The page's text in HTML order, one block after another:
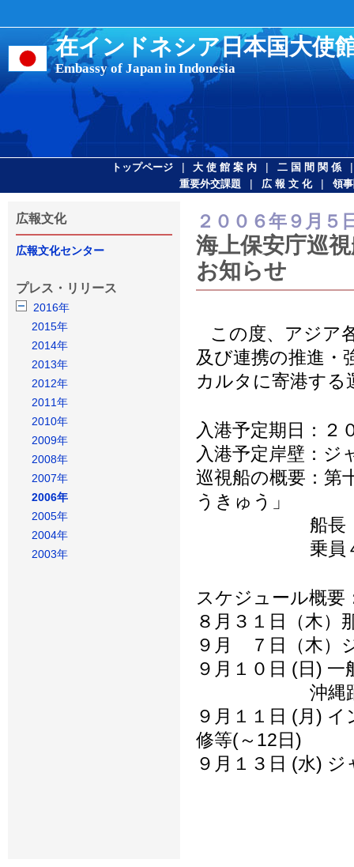
在インドネシア日本国大使
Embassy of Japan in Indonesia
トップページ | 大 使 館 案 内 | 二 国 間 関 係
重要外交課題 | 広 報 文 化 | 領
広報文化
広報文化センター
プレス・リリース
2016年
2015年
2014年
2013年
2012年
2011年
2010年
2009年
2008年
2007年
2006年
2005年
2004年
2003年
２００６年９月５
海上保安庁巡
お知らせ
この度、アジア
及び連携の推進・
カルタに寄港す
入港予定期日：２
入港予定岸壁：ジ
巡視船の概要：第
うきゅう」
船長：宮路
乗員４
スケジュール概要
８月３１日（木）
９月 ７日（木）
９月１０日 (日)
沖縄踊り(エ
９月１１日 (月)
修等(～12日)
９月１３日 (水)